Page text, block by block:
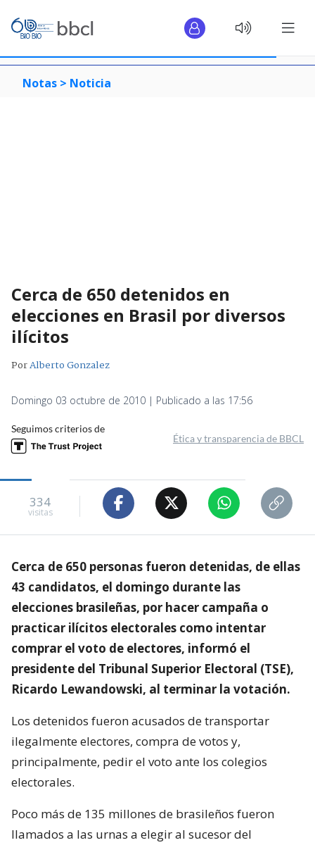
Notas > Noticia
Cerca de 650 detenidos en
elecciones en Brasil por diversos
ilícitos
PorAlberto Gonzalez
Domingo 03 octubre de 2010 | Publicado a las 17:56
Seguimos criterios de
Ética y transparencia de BBCL
334
visitas
Cerca de 650 personas fueron detenidas, de ellas
43 candidatos, el domingo durante las
elecciones brasileñas, por hacer campaña o
practicar ilícitos electorales como intentar
comprar el voto de electores, informó el
presidente del Tribunal Superior Electoral (TSE),
Ricardo Lewandowski, al terminar la votación.
Los detenidos fueron acusados de transportar
ilegalmente electores, compra de votos y,
principalmente, pedir el voto ante los colegios
electorales.
Poco más de 135 millones de brasileños fueron
llamados a las urnas a elegir al sucesor del